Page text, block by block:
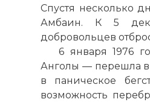
Спустя несколько
Амбаин. К 5
добровольцев
6 января 1976
Анголы — перешла
в паническое
возможность